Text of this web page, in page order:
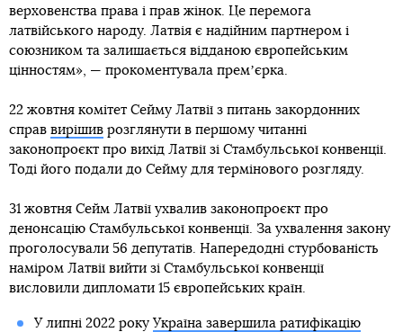
верховенства права і прав жінок. Це перемога
латвійського народу. Латвія є надійним партнером і
союзником та залишається відданою європейським
цінностям», — прокоментувала премʼєрка.
22 жовтня комітет Сейму Латвії з питань закордонних
справ вирішив розглянути в першому читанні
законопроєкт про вихід Латвії зі Стамбульської конвенції.
Тоді його подали до Сейму для термінового розгляду.
31 жовтня Сейм Латвії ухвалив законопроєкт про
денонсацію Стамбульської конвенції. За ухвалення закону
проголосували 56 депутатів. Напередодні стурбованість
наміром Латвії вийти зі Стамбульської конвенції
висловили дипломати 15 європейських країн.
У липні 2022 року Україна завершила ратифікацію